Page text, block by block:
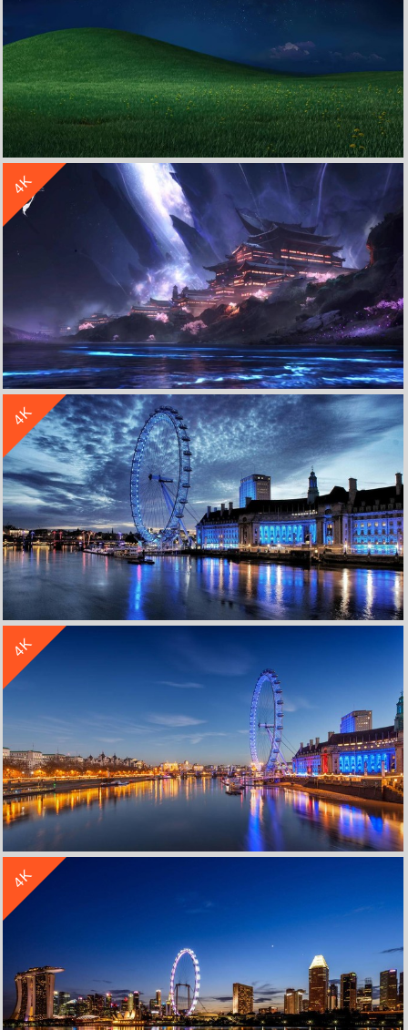
Windows XP 田野风景 夜晚星星 4K风景壁纸3840x2160
4K
代号界 风景 夜晚 房子 灯光 4k壁纸 3840x2160
立 即 下 载
收 藏
4K
立 即 下 载
收 藏
4K
立 即 下 载
收 藏
4K
立 即 下 载
收 藏